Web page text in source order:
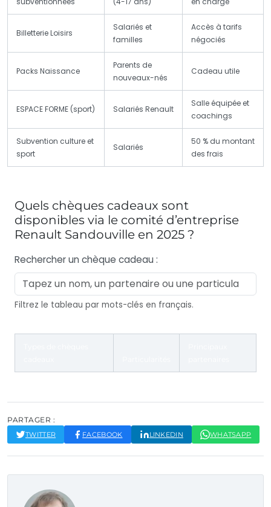
Billetterie Loisirs
Salariés et
familles
Accès à tarifs
négociés
Packs Naissance
Parents de
nouveaux-nés
Cadeau utile
ESPACE FORME (sport) Salariés Renault
Salle équipée et
coachings
Subvention culture et
sport
Salariés
50 % du montant
des frais
Quels chèques cadeaux sont
disponibles via le comité d’entreprise
Renault Sandouville en 2025 ?
Rechercher un chèque cadeau :
Filtrez le tableau par mots-clés en français.
PARTAGER :
TWITTER FACEBOOK LINKEDIN WHATSAPP